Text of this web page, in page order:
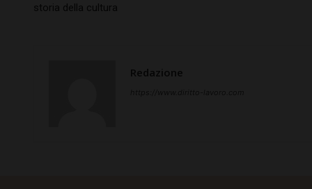
storia della cultura
Redazione